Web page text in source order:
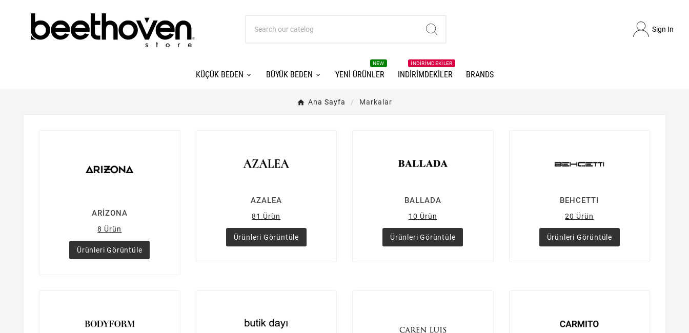
Sign In
KÜÇÜK BEDEN BÜYÜK BEDEN YENI ÜRÜNLER
NEW
INDIRIMDEKILER
INDIRIMDEKILER
BRANDS
Ana Sayfa Markalar
ARİZONA
8 Ürün
Ürünleri Görüntüle
AZALEA
81 Ürün
Ürünleri Görüntüle
BALLADA
10 Ürün
Ürünleri Görüntüle
BEHCETTI
20 Ürün
Ürünleri Görüntüle